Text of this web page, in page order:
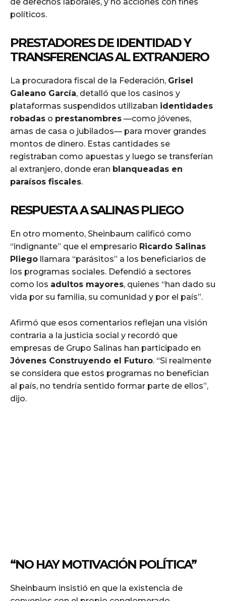
políticos.
PRESTADORES DE IDENTIDAD Y
TRANSFERENCIAS AL EXTRANJERO
La procuradora fiscal de la Federación, Grisel
Galeano García, detalló que los casinos y
plataformas suspendidos utilizaban identidades
robadas o prestanombres —como jóvenes,
amas de casa o jubilados— para mover grandes
montos de dinero. Estas cantidades se
registraban como apuestas y luego se transferían
al extranjero, donde eran blanqueadas en
paraísos fiscales.
RESPUESTA A SALINAS PLIEGO
En otro momento, Sheinbaum calificó como
“indignante” que el empresario Ricardo Salinas
Pliego llamara “parásitos” a los beneficiarios de
los programas sociales. Defendió a sectores
como los adultos mayores, quienes “han dado su
vida por su familia, su comunidad y por el país”.
Afirmó que esos comentarios reflejan una visión
contraria a la justicia social y recordó que
empresas de Grupo Salinas han participado en
Jóvenes Construyendo el Futuro. “Si realmente
se considera que estos programas no benefician
al país, no tendría sentido formar parte de ellos”,
dijo.
“NO HAY MOTIVACIÓN POLÍTICA”
Sheinbaum insistió en que la existencia de